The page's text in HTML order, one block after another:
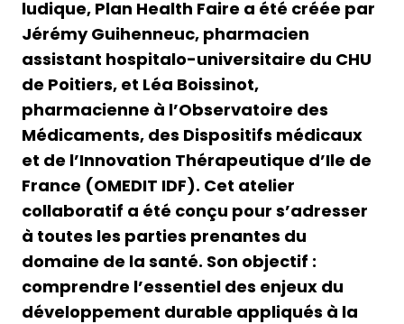
ludique, Plan Health Faire a été créée par
Jérémy Guihenneuc, pharmacien
assistant hospitalo-universitaire du CHU
de Poitiers, et Léa Boissinot,
pharmacienne à l’Observatoire des
Médicaments, des Dispositifs médicaux
et de l’Innovation Thérapeutique d’Ile de
France (OMEDIT IDF). Cet atelier
collaboratif a été conçu pour s’adresser
à toutes les parties prenantes du
domaine de la santé. Son objectif :
comprendre l’essentiel des enjeux du
développement durable appliqués à la